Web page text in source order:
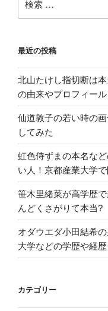
ー
グ
法
と
は”
索:
最近の投稿
北山たけし指切断は
の由来やプロフィー
仙道敦子の若い時の
してみた
虹色侍ずまの本名な
い人！京都産業大学
笹木里緒菜が高学歴
んどくさがりて本当?
オダウエダ小田結希
大学などの学歴や経
カテゴリー